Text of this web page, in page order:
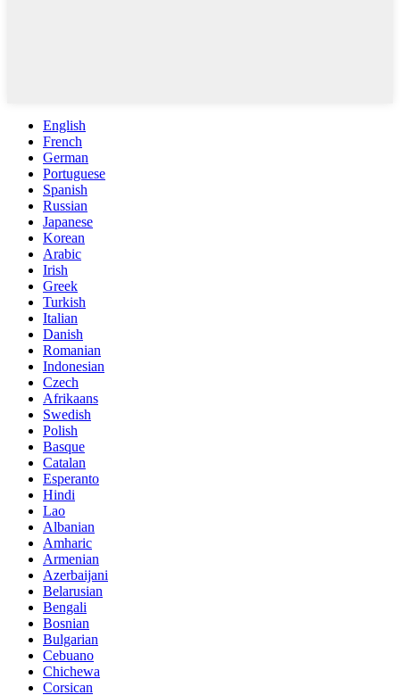
English
French
German
Portuguese
Spanish
Russian
Japanese
Korean
Arabic
Irish
Greek
Turkish
Italian
Danish
Romanian
Indonesian
Czech
Afrikaans
Swedish
Polish
Basque
Catalan
Esperanto
Hindi
Lao
Albanian
Amharic
Armenian
Azerbaijani
Belarusian
Bengali
Bosnian
Bulgarian
Cebuano
Chichewa
Corsican